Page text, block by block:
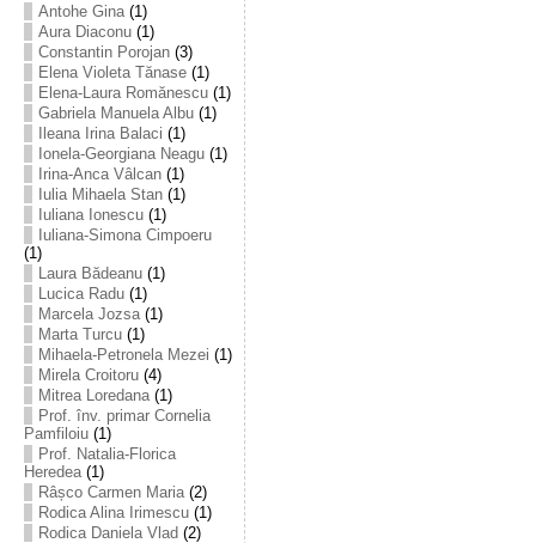
Antohe Gina(1)
Aura Diaconu(1)
Constantin Porojan(3)
Elena Violeta Tănase(1)
Elena-Laura Romănescu(1)
Gabriela Manuela Albu(1)
Ileana Irina Balaci (1)
Ionela-Georgiana Neagu(1)
Irina-Anca Vâlcan(1)
Iulia Mihaela Stan(1)
Iuliana Ionescu(1)
Iuliana-Simona Cimpoeru
(1)
Laura Bădeanu(1)
Lucica Radu(1)
Marcela Jozsa(1)
Marta Turcu(1)
Mihaela-Petronela Mezei (1)
Mirela Croitoru(4)
Mitrea Loredana(1)
Prof. înv. primar Cornelia
Pamfiloiu(1)
Prof. Natalia-Florica
Heredea(1)
Râșco Carmen Maria(2)
Rodica Alina Irimescu(1)
Rodica Daniela Vlad (2)